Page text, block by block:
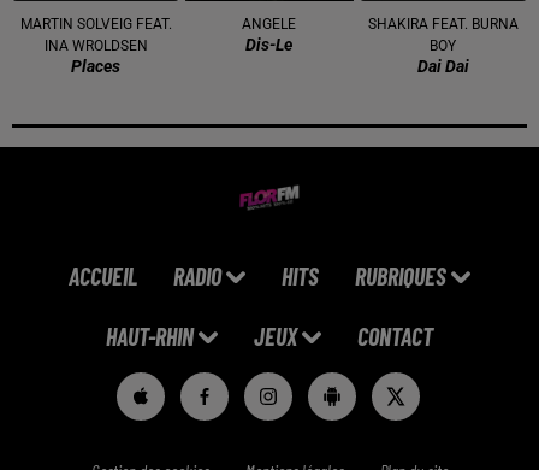
MARTIN SOLVEIG FEAT.
INA WROLDSEN
Places
ANGELE
Dis-Le
SHAKIRA FEAT. BURNA
BOY
Dai Dai
ACCUEIL RADIO HITS RUBRIQUES
HAUT-RHIN JEUX CONTACT